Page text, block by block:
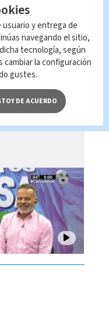
de
y entrega de
navegando el sitio,
tecnología, según
cambiar la configuración
gustes.
DE ACUERDO